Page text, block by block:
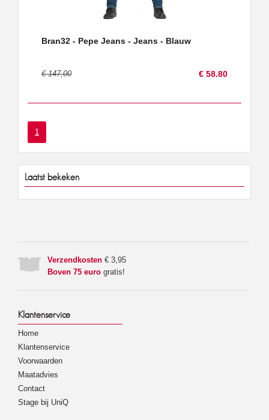
Bran32 - Pepe Jeans - Jeans - Blauw
€ 147,00 € 58.80
1
Laatst bekeken
Verzendkosten € 3,95
Boven 75 euro gratis!
Klantenservice
Home
Klantenservice
Voorwaarden
Maatadvies
Contact
Stage bij UniQ